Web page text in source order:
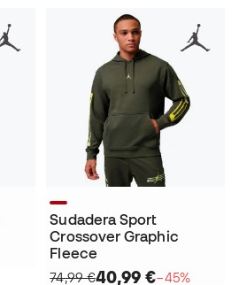
Sudadera Sport
Crossover Graphic
Fleece
74,99 €40,99 €−45%